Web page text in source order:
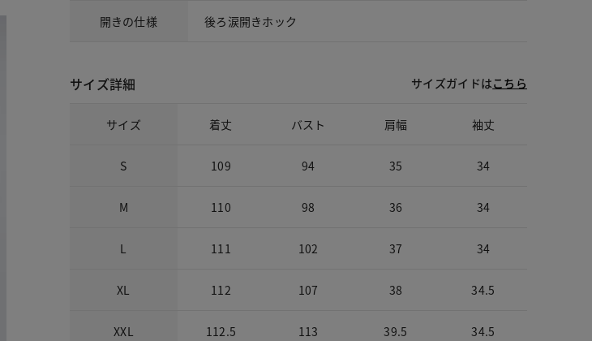
開きの仕様 後ろ涙開きホック
サイズ詳細 サイズガイドはこちら
サイズ 着丈 バスト 肩幅 袖丈
S 109 94 35 34
M 110 98 36 34
L 111 102 37 34
XL 112 107 38 34.5
XXL 112.5 113 39.5 34.5